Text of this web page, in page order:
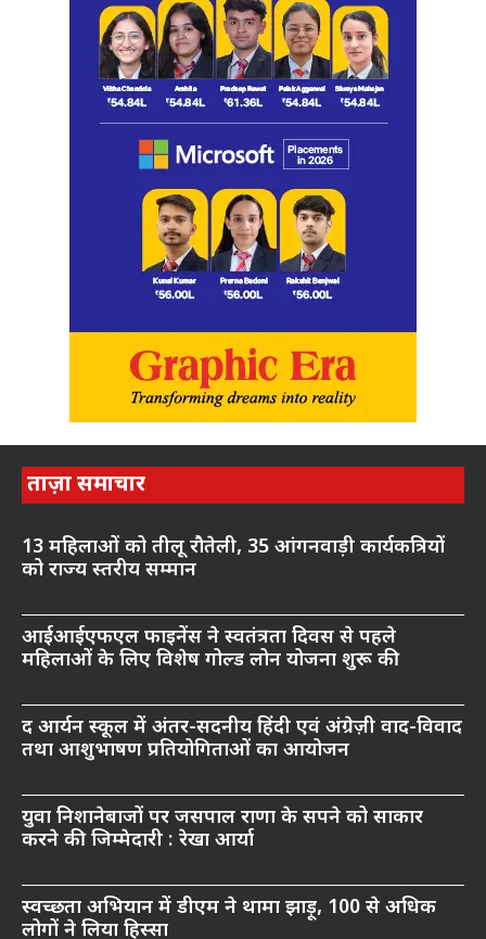
ताज़ा समाचार
13 महिलाओं को तीलू रौतेली, 35 आंगनवाड़ी कार्यकत्रियों
को राज्य स्तरीय सम्मान
आईआईएफएल फाइनेंस ने स्वतंत्रता दिवस से पहले
महिलाओं के लिए विशेष गोल्ड लोन योजना शुरू की
द आर्यन स्कूल में अंतर-सदनीय हिंदी एवं अंग्रेज़ी वाद-विवाद
तथा आशुभाषण प्रतियोगिताओं का आयोजन
युवा निशानेबाजों पर जसपाल राणा के सपने को साकार
करने की जिम्मेदारी : रेखा आर्या
स्वच्छता अभियान में डीएम ने थामा झाड़ू, 100 से अधिक
लोगों ने लिया हिस्सा